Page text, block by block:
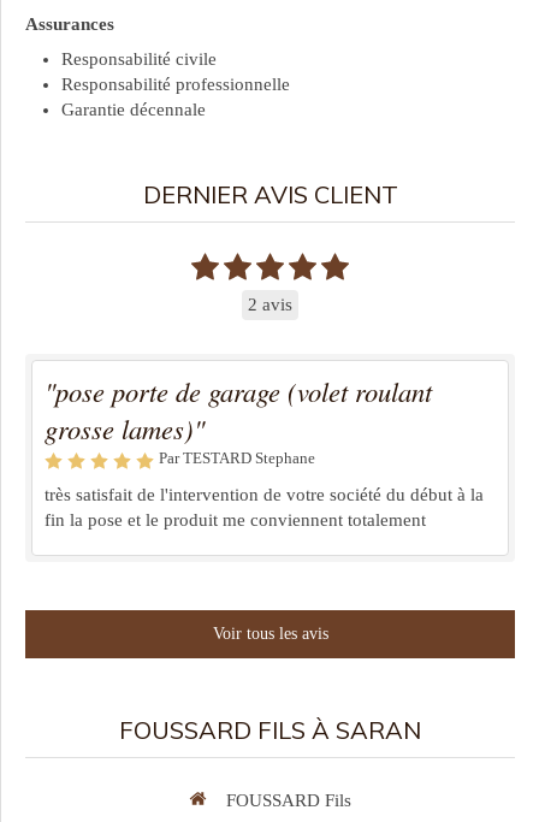
Assurances
Responsabilité civile
Responsabilité professionnelle
Garantie décennale
DERNIER AVIS CLIENT
2 avis
"pose porte de garage (volet roulant
grosse lames)"
Par TESTARD Stephane
très satisfait de l'intervention de votre société du début à la
fin la pose et le produit me conviennent totalement
Voir tous les avis
FOUSSARD FILS À SARAN
FOUSSARD Fils